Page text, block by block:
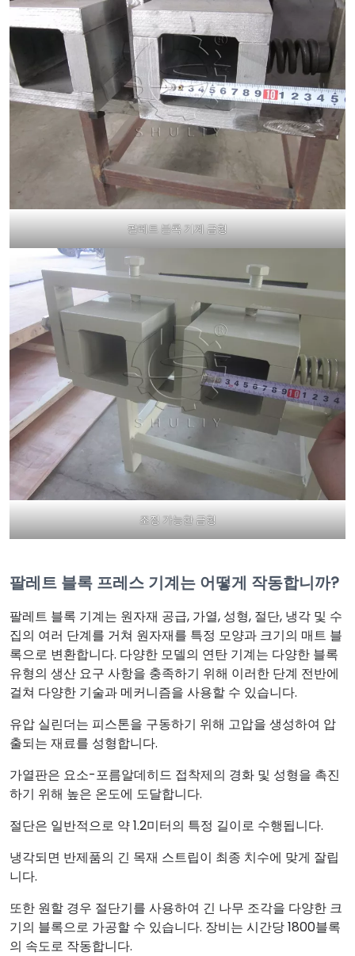
팔레트 블록 기계 금형
조정 가능한 금형
팔레트 블록 프레스 기계는 어떻게 작동합니까?
팔레트 블록 기계는 원자재 공급, 가열, 성형, 절단, 냉각 및 수
집의 여러 단계를 거쳐 원자재를 특정 모양과 크기의 매트 블
록으로 변환합니다. 다양한 모델의 연탄 기계는 다양한 블록
유형의 생산 요구 사항을 충족하기 위해 이러한 단계 전반에
걸쳐 다양한 기술과 메커니즘을 사용할 수 있습니다.
유압 실린더는 피스톤을 구동하기 위해 고압을 생성하여 압
출되는 재료를 성형합니다.
가열판은 요소-포름알데히드 접착제의 경화 및 성형을 촉진
하기 위해 높은 온도에 도달합니다.
절단은 일반적으로 약 1.2미터의 특정 길이로 수행됩니다.
냉각되면 반제품의 긴 목재 스트립이 최종 치수에 맞게 잘립
니다.
또한 원할 경우 절단기를 사용하여 긴 나무 조각을 다양한 크
기의 블록으로 가공할 수 있습니다. 장비는 시간당 1800블록
의 속도로 작동합니다.